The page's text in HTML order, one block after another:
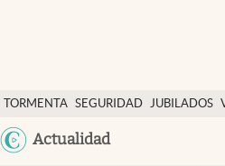
TORMENTA SEGURIDAD JUBILADOS
Actualidad
Economía y finanzas
Política